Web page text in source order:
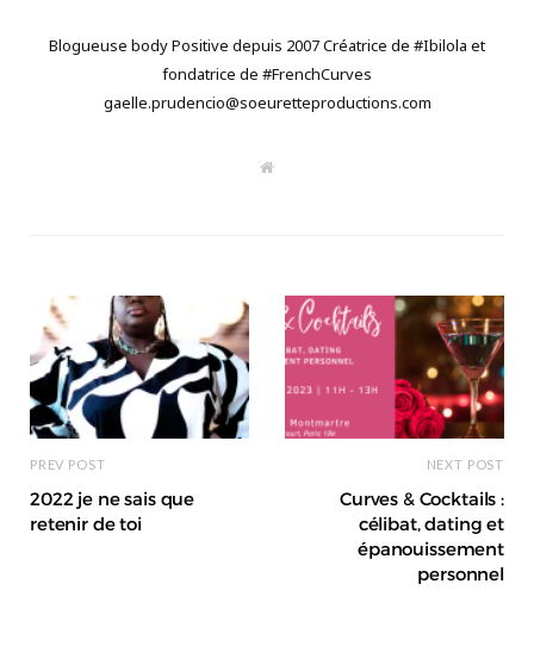
Blogueuse body Positive depuis 2007 Créatrice de #Ibilola et
fondatrice de #FrenchCurves
gaelle.prudencio@soeuretteproductions.com
W
PREV POST
2022 je ne sais que
retenir de toi
NEXT POST
Curves & Cocktails :
célibat, dating et
épanouissement
personnel